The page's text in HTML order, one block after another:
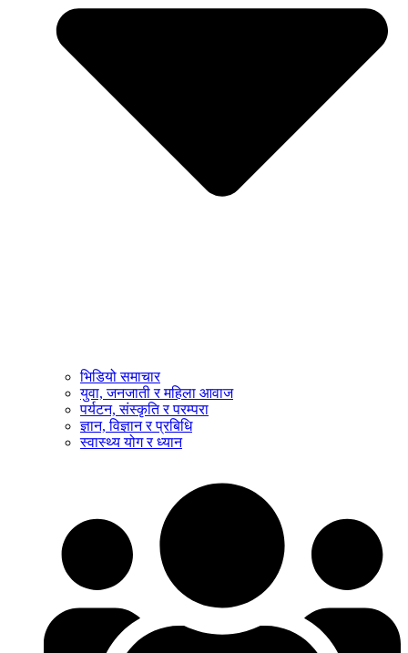
भिडियो समाचार
युवा, जनजाती र महिला आवाज
पर्यटन, संस्कृति र परम्परा
ज्ञान, विज्ञान र प्रबिधि
स्वास्थ्य योग र ध्यान